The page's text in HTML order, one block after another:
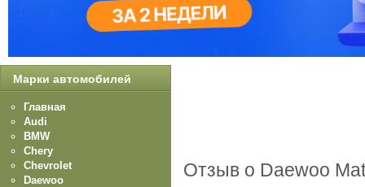
Отзыв о Daewoo
Марки автомобилей
Главная
Audi
BMW
Chery
Chevrolet
Daewoo